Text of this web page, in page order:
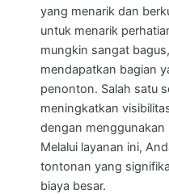
yang menarik dan
untuk menarik
mungkin sangat
mendapatkan bagian
penonton. Salah satu
meningkatkan
dengan menggunakan
Melalui layanan ini,
tontonan yang
biaya besar.